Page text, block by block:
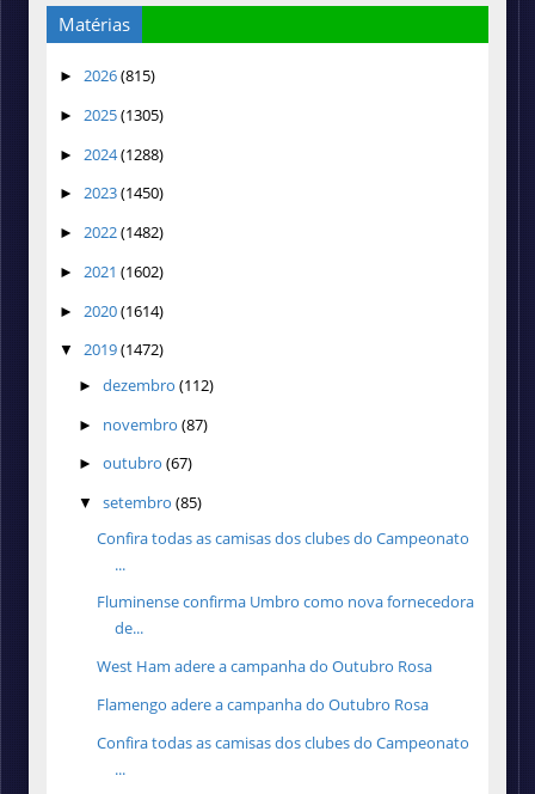
Matérias
► 2026(815)
► 2025(1305)
► 2024(1288)
► 2023(1450)
► 2022(1482)
► 2021 (1602)
► 2020(1614)
▼ 2019(1472)
► dezembro (112)
► novembro (87)
► outubro (67)
▼ setembro (85)
Confira todas as camisas dos clubes do Campeonato
...
Fluminense confirma Umbro como nova fornecedora
de...
West Ham adere a campanha do Outubro Rosa
Flamengo adere a campanha do Outubro Rosa
Confira todas as camisas dos clubes do Campeonato
...